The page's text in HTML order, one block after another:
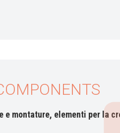
e montature, elementi per la